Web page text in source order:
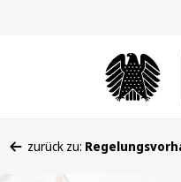
befinden
zurück zu: